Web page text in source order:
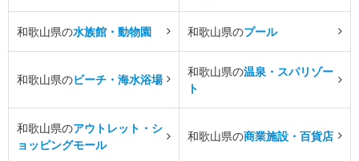
和歌山県の水族館・動物園 和歌山県のプール
和歌山県のビーチ・海水浴場
和歌山県の温泉・スパリゾー
ト
和歌山県のアウトレット・シ
ョッピングモール
和歌山県の商業施設・百貨店